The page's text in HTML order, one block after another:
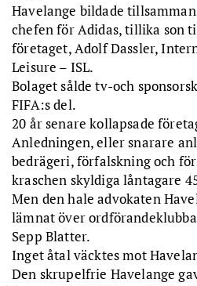
Havelange bildade
chefen för Adidas, tillika son
företaget, Adolf Dassler,
Leisure – ISL.
Bolaget sålde tv-och
FIFA:s del.
20 år senare kollapsade
Anledningen, eller snarare
bedrägeri, förfalskning och
kraschen skyldiga låntagare
Men den hale advokaten
lämnat över
Sepp Blatter.
Inget åtal väcktes mot
Den skrupelfrie Havelange